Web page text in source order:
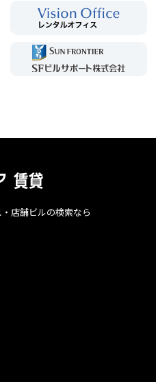
店舗ビルの検索なら